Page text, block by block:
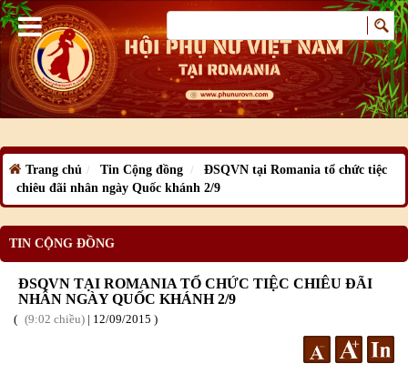
Trang chủ Tin Cộng đồng
ĐSQVN tại Romania tổ chức tiệc
chiêu đãi nhân ngày Quốc khánh 2/9
TIN CỘNG ĐỒNG
ĐSQVN TẠI ROMANIA TỔ CHỨC TIỆC CHIÊU ĐÃI
NHÂN NGÀY QUỐC KHÁNH 2/9
9:02 chiều | 12/09/2015